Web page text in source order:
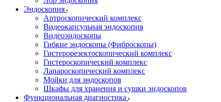
Эндоскопия
Артроскопический комплекс
Видеокапсульная эндоскопия
Видеоэндоскопы
Гибкие эндоскопы (Фиброcкопы)
Гистерорезектоскопический комплекс
Гистероскопический комплекс
Лапароскопический комплекс
Мойки для эндоскопов
Шкафы для хранения и сушки эндоскопов
Функциональная диагностика